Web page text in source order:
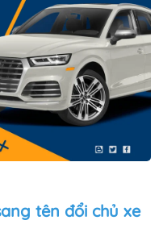
tên đổi chủ xe